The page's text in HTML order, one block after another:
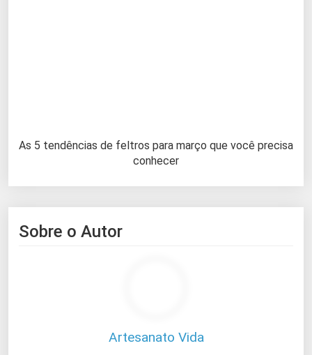
As 5 tendências de feltros para março que você precisa
conhecer
Sobre o Autor
Artesanato Vida